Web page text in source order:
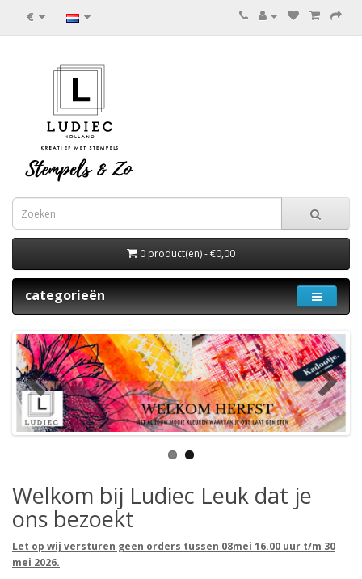
€
0 product(en) - €0,00
categorieën
Welkom bij Ludiec Leuk dat je
ons bezoekt
Let op wij versturen geen orders tussen 08mei 16.00 uur t/m 30
mei 2026.